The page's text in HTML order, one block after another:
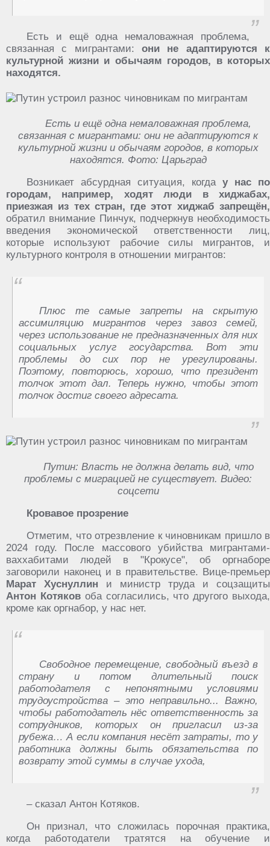
Есть и ещё одна немаловажная проблема,
связанная с мигрантами: они не адаптируются к
культурной жизни и обычаям городов, в которых
находятся.
Есть и ещё одна немаловажная проблема,
связанная с мигрантами: они не адаптируются к
культурной жизни и обычаям городов, в которых
находятся. Фото: Царьград
Возникает абсурдная ситуация, когда у нас по
городам, например, ходят люди в хиджабах,
приезжая из тех стран, где этот хиджаб запрещён,
обратил внимание Пинчук, подчеркнув необходимость
введения экономической ответственности лиц,
которые используют рабочие силы мигрантов, и
культурного контроля в отношении мигрантов:
Плюс те самые запреты на скрытую
ассимиляцию мигрантов через завоз семей,
через использование не предназначенных для них
социальных услуг государства. Вот эти
проблемы до сих пор не урегулированы.
Поэтому, повторюсь, хорошо, что президент
толчок этот дал. Теперь нужно, чтобы этот
толчок достиг своего адресата.
Путин: Власть не должна делать вид, что
проблемы с миграцией не существует. Видео:
соцсети
Кровавое прозрение
Отметим, что отрезвление к чиновникам пришло в
2024 году. После массового убийства мигрантами-
ваххабитами людей в "Крокусе", об оргнаборе
заговорили наконец и в правительстве. Вице-премьер
Марат Хуснуллин и министр труда и соцзащиты
Антон Котяковоба согласились, что другого выхода,
кроме как оргнабор, у нас нет.
Свободное перемещение, свободный въезд в
страну и потом длительный поиск
работодателя с непонятными условиями
трудоустройства – это неправильно... Важно,
чтобы работодатель нёс ответственность за
сотрудников, которых он пригласил из-за
рубежа… А если компания несёт затраты, то у
работника должны быть обязательства по
возврату этой суммы в случае ухода,
– сказал Антон Котяков.
Он признал, что сложилась порочная практика,
когда работодатели тратятся на обучение и